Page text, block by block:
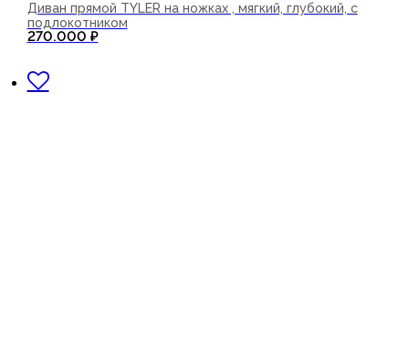
Диван прямой TYLER на ножках , мягкий, глубокий, с
подлокотником
270.000 ₽